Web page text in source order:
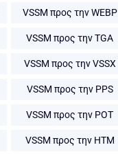
VSSM προς την WEBP
VSSM προς την TGA
VSSM προς την VSSX
VSSM προς την PPS
VSSM προς την POT
VSSM προς την HTM